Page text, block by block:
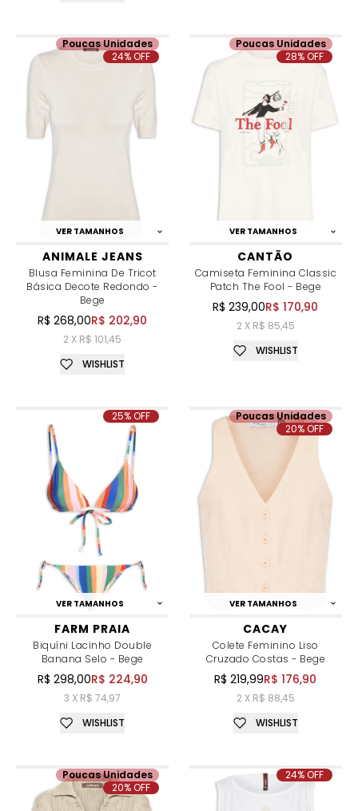
VER TAMANHOS
ANIMALE JEANS
Blusa Feminina De Tricot
Básica Decote Redondo -
Bege
R$ 268,00R$ 202,90
2 X R$ 101,45
Poucas Unidades
24% OFF
WISHLIST
VER TAMANHOS
CANTÃO
Camiseta Feminina Classic
Patch The Fool - Bege
R$ 239,00R$ 170,90
2 X R$ 85,45
Poucas Unidades
28% OFF
WISHLIST
VER TAMANHOS
FARM PRAIA
Biquíni Lacinho Double
Banana Selo - Bege
R$ 298,00R$ 224,90
3 X R$ 74,97
25% OFF
WISHLIST
VER TAMANHOS
CACAY
Colete Feminino Liso
Cruzado Costas - Bege
R$ 219,99R$ 176,90
2 X R$ 88,45
Poucas Unidades
20% OFF
WISHLIST
Poucas Unidades
20% OFF
24% OFF